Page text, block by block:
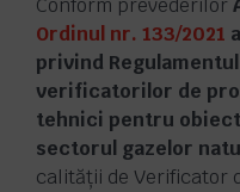
Conform prevederilor
Ordinul nr. 133/2021
privind
verificatorilor de
tehnici pentru
sectorul gazelor
calității de Verificator